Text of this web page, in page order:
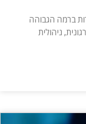
ברמה הגבוהה
ניהולית